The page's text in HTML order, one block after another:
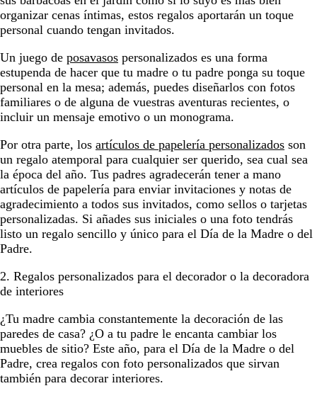
organizar cenas íntimas, estos regalos aportarán un toque
personal cuando tengan invitados.
Un juego de posavasos personalizados es una forma
estupenda de hacer que tu madre o tu padre ponga su toque
personal en la mesa; además, puedes diseñarlos con fotos
familiares o de alguna de vuestras aventuras recientes, o
incluir un mensaje emotivo o un monograma.
Por otra parte, los artículos de papelería personalizados son
un regalo atemporal para cualquier ser querido, sea cual sea
la época del año. Tus padres agradecerán tener a mano
artículos de papelería para enviar invitaciones y notas de
agradecimiento a todos sus invitados, como sellos o tarjetas
personalizadas. Si añades sus iniciales o una foto tendrás
listo un regalo sencillo y único para el Día de la Madre o del
Padre.
2. Regalos personalizados para el decorador o la decoradora
de interiores
¿Tu madre cambia constantemente la decoración de las
paredes de casa? ¿O a tu padre le encanta cambiar los
muebles de sitio? Este año, para el Día de la Madre o del
Padre, crea regalos con foto personalizados que sirvan
también para decorar interiores.